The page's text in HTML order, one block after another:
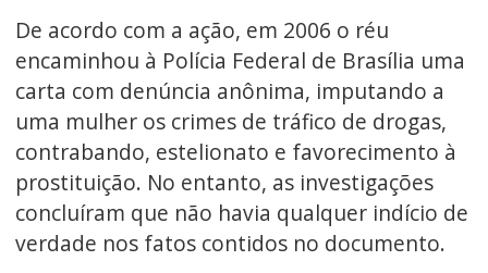
De acordo com a ação, em 2006 o réu
encaminhou à Polícia Federal de Brasília uma
carta com denúncia anônima, imputando a
uma mulher os crimes de tráfico de drogas,
contrabando, estelionato e favorecimento à
prostituição. No entanto, as investigações
concluíram que não havia qualquer indício de
verdade nos fatos contidos no documento.